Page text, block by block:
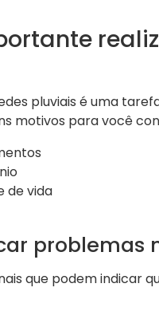
pluviais é uma
motivos para você
de vida
problemas
que podem indicar